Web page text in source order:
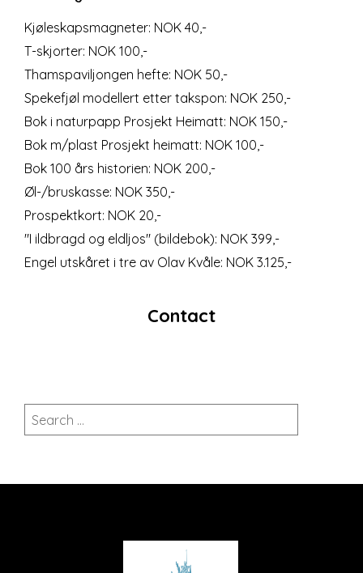
Kjøleskapsmagneter: NOK 40,-
T-skjorter: NOK 100,-
Thamspaviljongen hefte: NOK 50,-
Spekefjøl modellert etter takspon: NOK 250,-
Bok i naturpapp Prosjekt Heimatt: NOK 150,-
Bok m/plast Prosjekt heimatt: NOK 100,-
Bok 100 års historien: NOK 200,-
Øl-/bruskasse: NOK 350,-
Prospektkort: NOK 20,-
"I ildbragd og eldljos" (bildebok): NOK 399,-
Engel utskåret i tre av Olav Kvåle: NOK 3.125,-
Contact
Search
for: